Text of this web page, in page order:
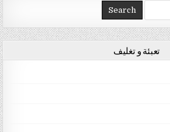
تعبئة و تغليف